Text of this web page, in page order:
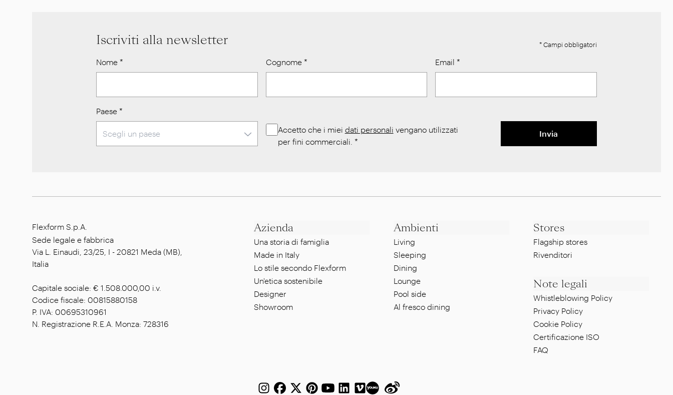
Iscriviti alla newsletter * Campi obbligatori
Nome * Cognome* Email *
Paese *
Accetto che i miei dati personali vengano utilizzati
per fini commerciali. *
Invia
Flexform S.p.A.
Sede legale e fabbrica
Via L. Einaudi, 23/25, I - 20821 Meda (MB),
Italia
Capitale sociale: € 1.508.000,00 i.v.
Codice fiscale: 00815880158
P. IVA: 00695310961
N. Registrazione R.E.A. Monza: 728316
Azienda
Una storia di famiglia
Made in Italy
Lo stile secondo Flexform
Un'etica sostenibile
Designer
Showroom
Ambienti
Living
Sleeping
Dining
Lounge
Pool side
Al fresco dining
Stores
Flagship stores
Rivenditori
Note legali
Whistleblowing Policy
Privacy Policy
Cookie Policy
Certificazione ISO
FAQ